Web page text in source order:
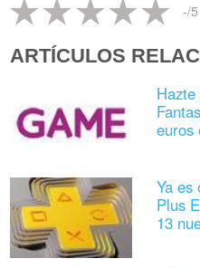
-/
ARTÍCULOS
euros
Ya es
Plus
13